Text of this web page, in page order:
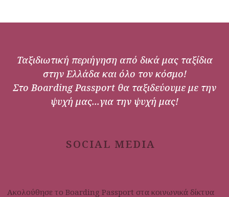
Ταξιδιωτική περιήγηση από δικά μας ταξίδια
στην Ελλάδα και όλο τον κόσμο!
Στο Boarding Passport θα ταξιδεύουμε με την
ψυχή μας...για την ψυχή μας!
SOCIAL MEDIA
Ακολούθησε το Boarding Passport στα κοινωνικά δίκτυα